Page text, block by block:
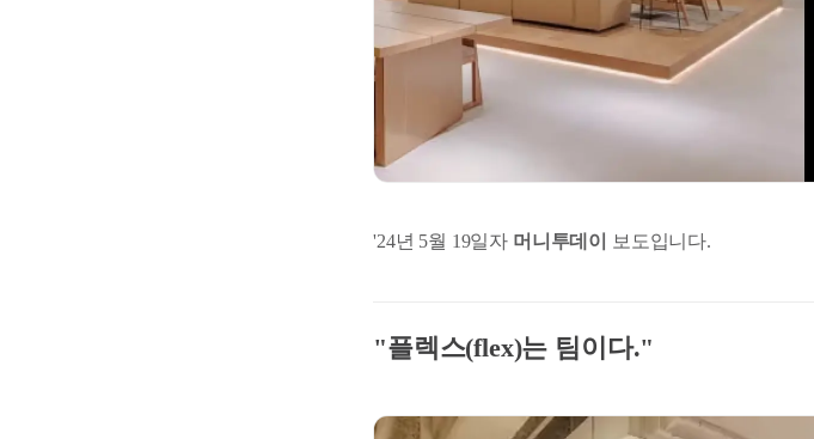
'24년 5월 19일자 머니투데이 보도입니다.
"플렉스(flex)는 팀이다."